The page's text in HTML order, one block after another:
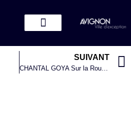
SUIVANT
CHANTAL GOYA Sur la Route Enchantée